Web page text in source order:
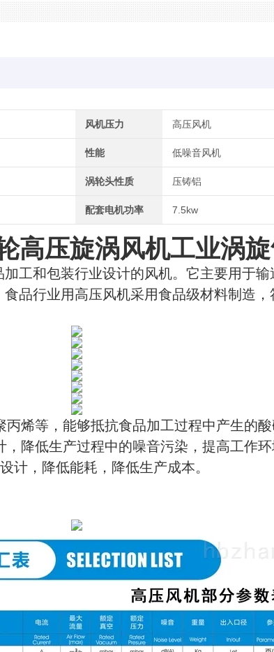
风机压力 高压风机
性能 低噪音风机
涡轮头性质 压铸铝
配套电机功率 7.5kw
高压旋涡风机工业涡
工和包装行业设计的风机。它主要用于
品行业用高压风机采用食品级材料制造，
烯等，能够抵抗食品加工过程中产生的
降低生产过程中的噪音污染，提高工作环
计，降低能耗，降低生产成本。